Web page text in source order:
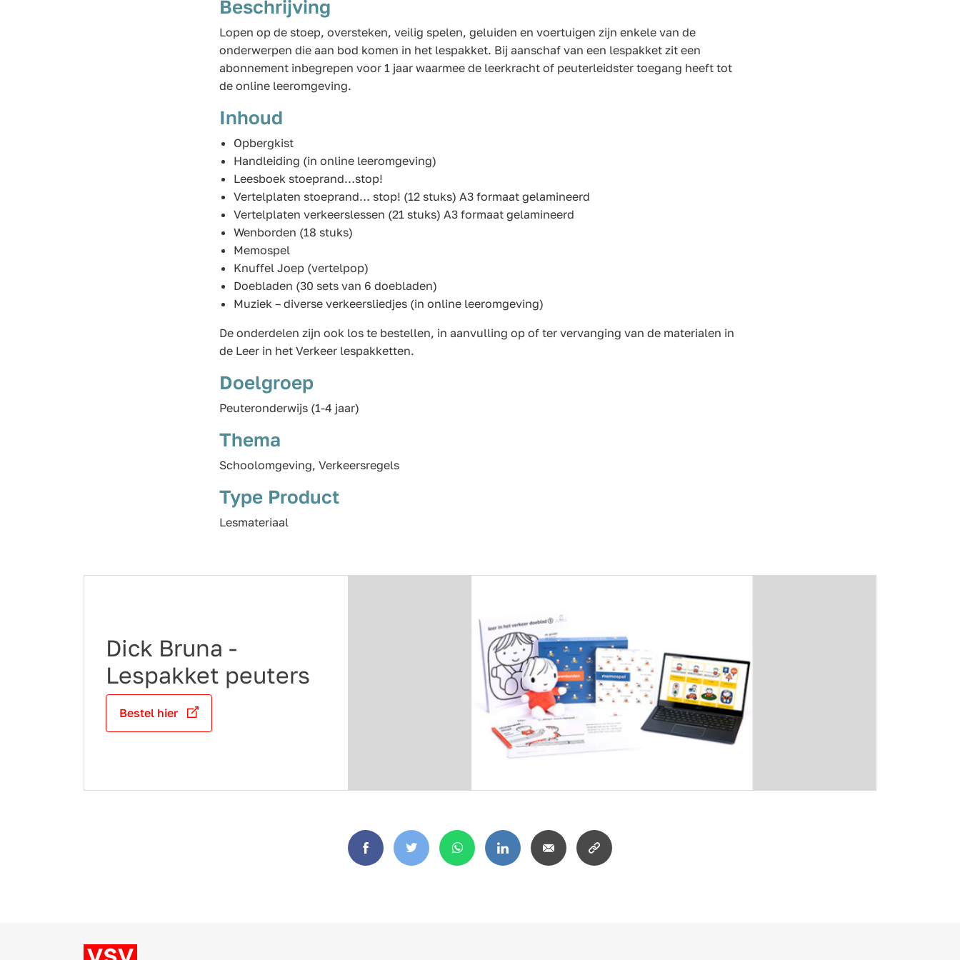
Beschrijving
Lopen op de stoep, oversteken, veilig spelen, geluiden en voertuigen zijn enkele van de
onderwerpen die aan bod komen in het lespakket. Bij aanschaf van een lespakket zit een
abonnement inbegrepen voor 1 jaar waarmee de leerkracht of peuterleidster toegang heeft tot
de online leeromgeving.
Inhoud
Opbergkist
Handleiding (in online leeromgeving)
Leesboek stoeprand…stop!
Vertelplaten stoeprand… stop! (12 stuks) A3 formaat gelamineerd
Vertelplaten verkeerslessen (21 stuks) A3 formaat gelamineerd
Wenborden (18 stuks)
Memospel
Knuffel Joep (vertelpop)
Doebladen (30 sets van 6 doebladen)
Muziek – diverse verkeersliedjes (in online leeromgeving)
De onderdelen zijn ook los te bestellen, in aanvulling op of ter vervanging van de materialen in
de Leer in het Verkeer lespakketten.
Doelgroep
Peuteronderwijs (1-4 jaar)
Thema
Schoolomgeving, Verkeersregels
Type Product
Lesmateriaal
Dick Bruna -
Lespakket peuters
Bestel hier
FacebookTwitter WhatsAppLinkedInEmail
Copy